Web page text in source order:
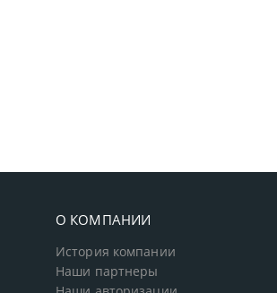
О КОМПАНИИ
История компании
Наши партнеры